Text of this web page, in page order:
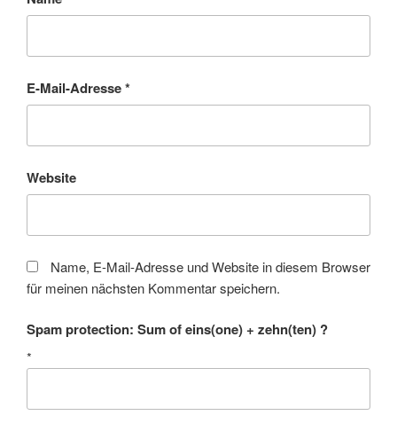
E-Mail-Adresse*
Website
Name, E-Mail-Adresse und Website in diesem Browser
für meinen nächsten Kommentar speichern.
Spam protection: Sum of eins(one) + zehn(ten) ?
*